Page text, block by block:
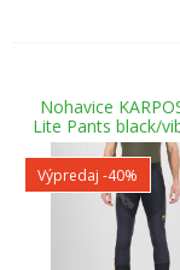
Nohavice
Lite Pants black/
Výpredaj -40%